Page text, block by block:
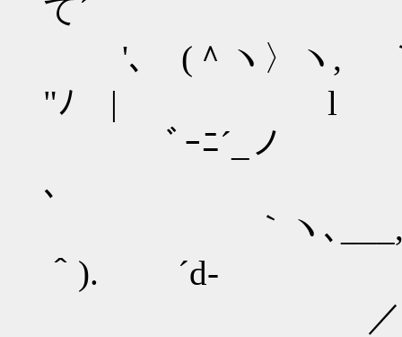
て´
'､ (＾ヽ〉ヽ,
"ﾉ | l
ﾞｰﾆ´_ノ
、
｀ヽ､___,,,...ン
＾). ´d-
／